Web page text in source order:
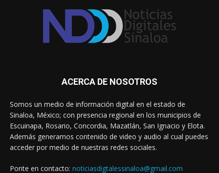
ACERCA DE NOSOTROS
Somos un medio de información digital en el estado de
Sinaloa, México; con presencia regional en los municipios de
Escuinapa, Rosario, Concordia, Mazatlán, San Ignacio y Elota.
Además generamos contenido de video y audio al cual puedes
acceder por medio de nuestras redes sociales.
Ponte en contacto: noticiasdigtalessinaloa@gmail.com